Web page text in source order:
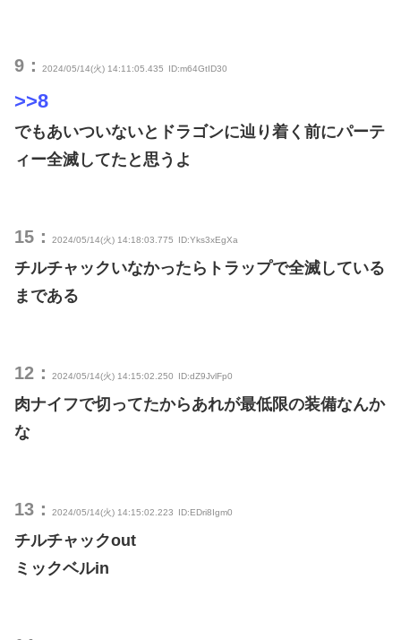
9： 2024/05/14(火) 14:11:05.435 ID:m64GtID30
>>8
でもあいついないとドラゴンに辿り着く前にパーテ
ィー全滅してたと思うよ
15： 2024/05/14(火) 14:18:03.775 ID:Yks3xEgXa
チルチャックいなかったらトラップで全滅している
まである
12： 2024/05/14(火) 14:15:02.250 ID:dZ9JvlFp0
肉ナイフで切ってたからあれが最低限の装備なんか
な
13： 2024/05/14(火) 14:15:02.223 ID:EDri8Igm0
チルチャックout
ミックベルin